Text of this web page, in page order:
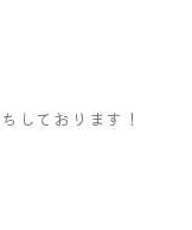
しております！